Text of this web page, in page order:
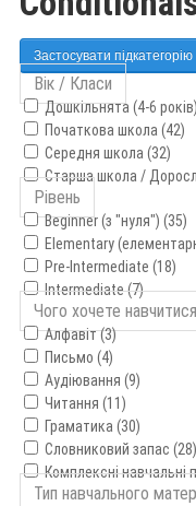
Застосувати підкатегорію
Вік / Класи
Дошкільнята (4-6
Початкова школа (42)
Середня школа (32)
Старша школа /
Рівень
Beginner (з "нуля") (35)
Elementary
Pre-Intermediate (18)
Intermediate (7)
Чого хочете навчитися
Алфавіт (3)
Письмо (4)
Аудіювання (9)
Читання (11)
Граматика (30)
Словниковий запас (28)
Комплексні навчальні
Тип навчального